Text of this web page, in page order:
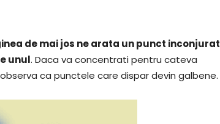
de mai jos ne arata un punct inconjurat
unul. Daca va concentrati pentru cateva
ca punctele care dispar devin galbene.